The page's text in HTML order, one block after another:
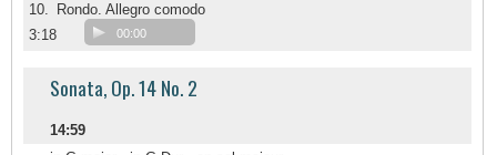
10.
Rondo. Allegro comodo
3:18
00:00
Sonata, Op. 14 No. 2
14:59